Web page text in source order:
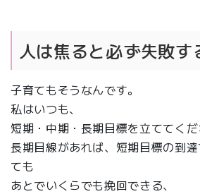
人は焦ると必ず失敗す
子育てもそうなんです。
私はいつも、
短期・中期・長期目標を立ててくだ
長期目線があれば、短期目標の到
ても
あとでいくらでも挽回できる、